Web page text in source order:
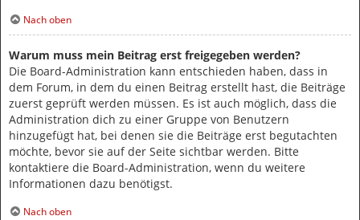
Nach oben
Warum muss mein Beitrag erst freigegeben werden?
Die Board-Administration kann entschieden haben, dass in
dem Forum, in dem du einen Beitrag erstellt hast, die Beiträge
zuerst geprüft werden müssen. Es ist auch möglich, dass die
Administration dich zu einer Gruppe von Benutzern
hinzugefügt hat, bei denen sie die Beiträge erst begutachten
möchte, bevor sie auf der Seite sichtbar werden. Bitte
kontaktiere die Board-Administration, wenn du weitere
Informationen dazu benötigst.
Nach oben